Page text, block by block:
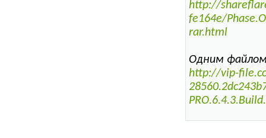
http://
fe164e/
rar.html
Одним файлом
http://vip-